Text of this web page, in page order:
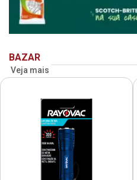
BAZAR
Veja mais